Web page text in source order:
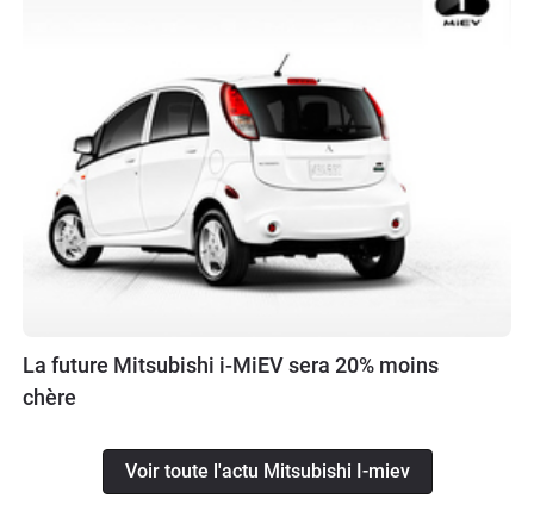
La future Mitsubishi i-MiEV sera 20% moins
chère
Voir toute l'actu Mitsubishi I-miev